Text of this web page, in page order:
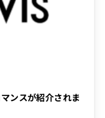
ンスが紹介されま